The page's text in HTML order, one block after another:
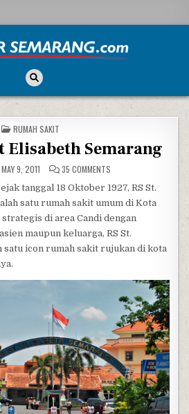
POSTED IN
RUMAH SAKIT
Elisabeth Semarang
MAY 9, 2011 35 COMMENTS
tanggal 18 Oktober 1927, RS St.
satu rumah sakit umum di Kota
di area Candi dengan
maupun keluarga, RS St.
satu icon rumah sakit rujukan di kota